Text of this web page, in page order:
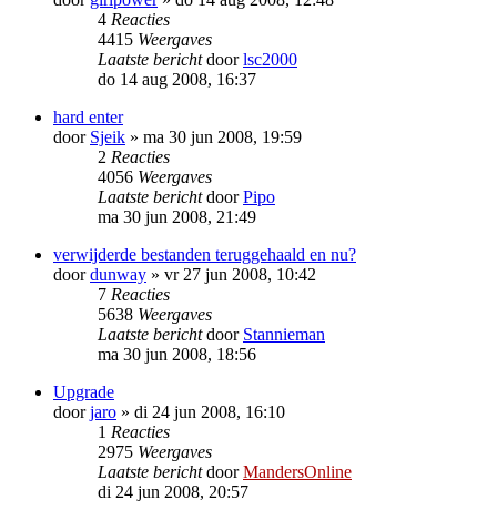
4 Reacties
4415 Weergaves
Laatste berichtdoorlsc2000
do 14 aug 2008, 16:37
hard enter
door Sjeik » ma 30 jun 2008, 19:59
2 Reacties
4056 Weergaves
Laatste berichtdoorPipo
ma 30 jun 2008, 21:49
verwijderde bestanden teruggehaald en nu?
doordunway » vr 27 jun 2008, 10:42
7 Reacties
5638 Weergaves
Laatste berichtdoor Stannieman
ma 30 jun 2008, 18:56
Upgrade
doorjaro » di 24 jun 2008, 16:10
1 Reacties
2975 Weergaves
Laatste berichtdoorMandersOnline
di 24 jun 2008, 20:57